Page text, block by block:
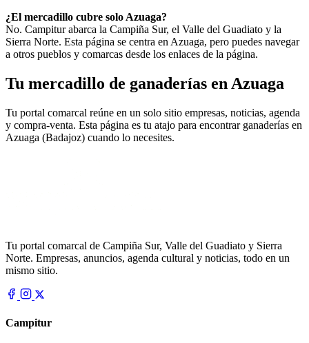
¿El mercadillo cubre solo Azuaga?
No. Campitur abarca la Campiña Sur, el Valle del Guadiato y la
Sierra Norte. Esta página se centra en Azuaga, pero puedes navegar
a otros pueblos y comarcas desde los enlaces de la página.
Tu mercadillo de ganaderías en Azuaga
Tu portal comarcal reúne en un solo sitio empresas, noticias, agenda
y compra-venta. Esta página es tu atajo para encontrar ganaderías en
Azuaga (Badajoz) cuando lo necesites.
Tu portal comarcal de Campiña Sur, Valle del Guadiato y Sierra
Norte. Empresas, anuncios, agenda cultural y noticias, todo en un
mismo sitio.
Campitur